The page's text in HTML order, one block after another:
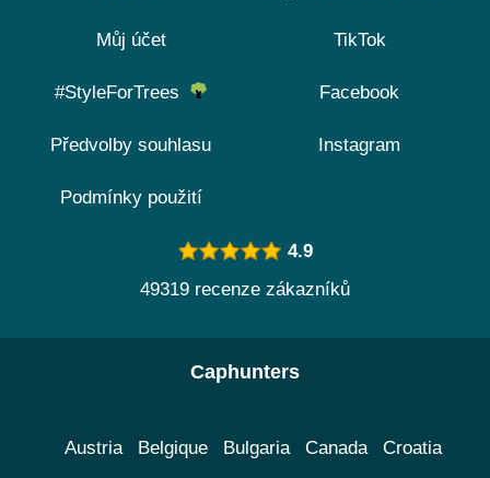
Můj účet
#StyleForTrees
Předvolby souhlasu
Podmínky použití
TikTok
Facebook
Instagram
4.9
49319 recenze zákazníků
Caphunters
Austria Belgique Bulgaria Canada Croatia